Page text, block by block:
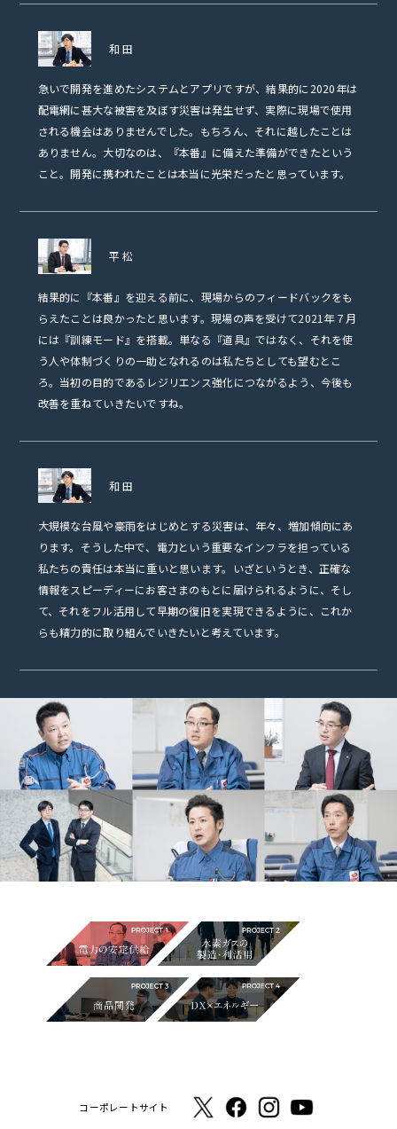
和田
急いで開発を進めたシステムとアプリですが、結果的に2020年は
配電網に甚大な被害を及ぼす災害は発生せず、実際に現場で使用
される機会はありませんでした。もちろん、それに越したことは
ありません。大切なのは、『本番』に備えた準備ができたという
こと。開発に携われたことは本当に光栄だったと思っています。
平松
結果的に『本番』を迎える前に、現場からのフィードバックをも
らえたことは良かったと思います。現場の声を受けて2021年７月
には『訓練モード』を搭載。単なる『道具』ではなく、それを使
う人や体制づくりの一助となれるのは私たちとしても望むとこ
ろ。当初の目的であるレジリエンス強化につながるよう、今後も
改善を重ねていきたいですね。
和田
大規模な台風や豪雨をはじめとする災害は、年々、増加傾向にあ
ります。そうした中で、電力という重要なインフラを担っている
私たちの責任は本当に重いと思います。いざというとき、正確な
情報をスピーディーにお客さまのもとに届けられるように、そし
て、それをフル活用して早期の復旧を実現できるように、これか
らも精力的に取り組んでいきたいと考えています。
コーポレートサイト